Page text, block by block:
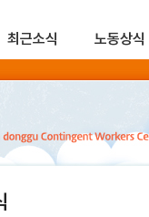
최근소식 노동상식